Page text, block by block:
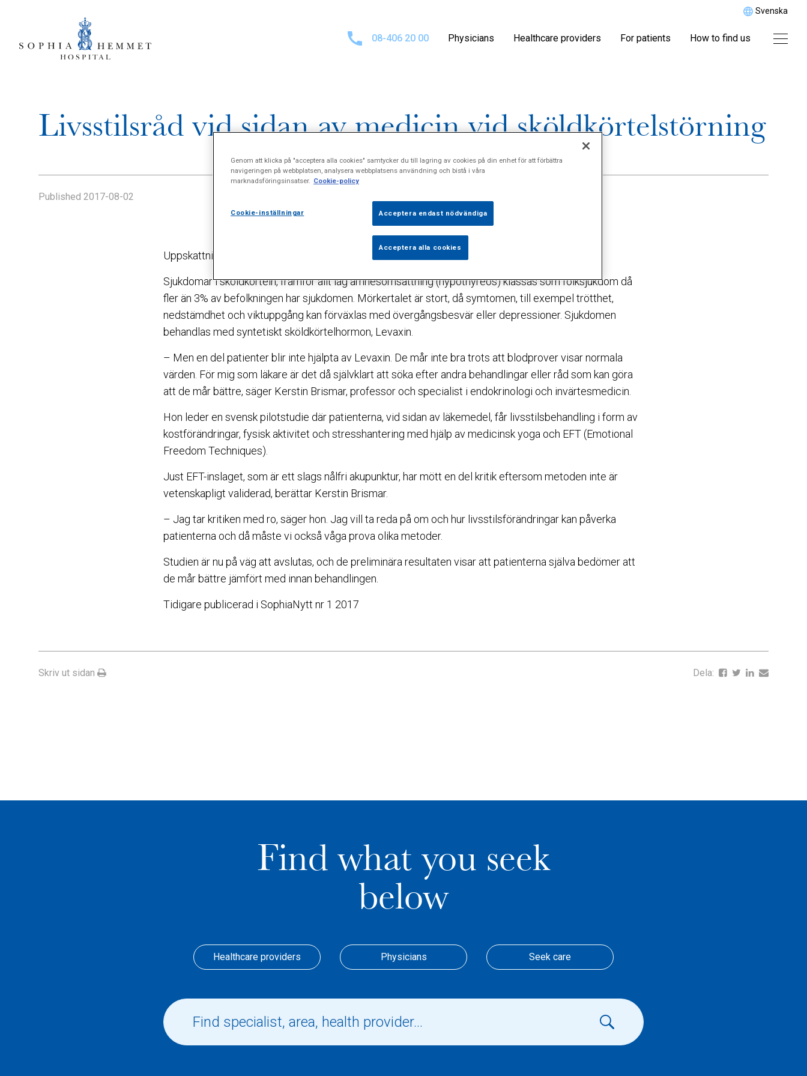
Svenska
08-406 20 00 Physicians Healthcare providers For patients How to find us
Livsstilsråd vid sidan av medicin vid sköldkörtelstörning
Published 2017-08-02
Uppskattningsvis medicineras ca 420 000 för störningar i sköldkörtelns hormonproduktion.
Sjukdomar i sköldkörteln, framför allt låg ämnesomsättning (hypothyreos) klassas som folksjukdom då
fler än 3% av befolkningen har sjukdomen. Mörkertalet är stort, då symtomen, till exempel trötthet,
nedstämdhet och viktuppgång kan förväxlas med övergångsbesvär eller depressioner. Sjukdomen
behandlas med syntetiskt sköldkörtelhormon, Levaxin.
– Men en del patienter blir inte hjälpta av Levaxin. De mår inte bra trots att blodprover visar normala
värden. För mig som läkare är det då självklart att söka efter andra behandlingar eller råd som kan göra
att de mår bättre, säger Kerstin Brismar, professor och specialist i endokrinologi och invärtesmedicin.
Hon leder en svensk pilotstudie där patienterna, vid sidan av läkemedel, får livsstilsbehandling i form av
kostförändringar, fysisk aktivitet och stresshantering med hjälp av medicinsk yoga och EFT (Emotional
Freedom Techniques).
Just EFT-inslaget, som är ett slags nålfri akupunktur, har mött en del kritik eftersom metoden inte är
vetenskapligt validerad, berättar Kerstin Brismar.
– Jag tar kritiken med ro, säger hon. Jag vill ta reda på om och hur livsstilsförändringar kan påverka
patienterna och då måste vi också våga prova olika metoder.
Studien är nu på väg att avslutas, och de preliminära resultaten visar att patienterna själva bedömer att
de mår bättre jämfört med innan behandlingen.
Tidigare publicerad i SophiaNytt nr 1 2017
Skriv ut sidan Dela:
Find what you seek
below
Healthcare providers Physicians Seek care
Genom att klicka på "acceptera alla cookies" samtycker du till lagring av cookies på din enhet för att förbättra
navigeringen på webbplatsen, analysera webbplatsens användning och bistå i våra
marknadsföringsinsatser. Cookie-policy
Cookie-inställningar Acceptera endast nödvändiga
Acceptera alla cookies